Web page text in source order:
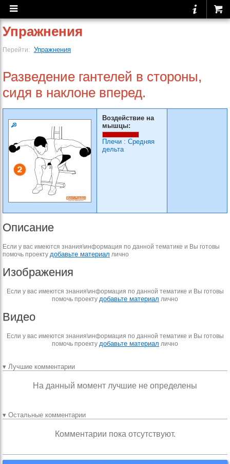
Упражнения
Перейти: Упражнения
Разведение гантелей в стороны,
сидя в наклоне вперед.
Воздействие на
мышцы:
Плечи : Средняя
дельта
Описание
Если у вас имеются знания\информация по данной тематике и Вы готовы
помочь проекту добавьте материал лично
Изображения
Если у вас имеются знания\информация по данной тематике и Вы готовы
помочь проекту добавьте материал лично
Видео
Если у вас имеются знания\информация по данной тематике и Вы готовы
помочь проекту добавьте материал лично
▾ Лучшие комментарии
На данный момент лучшие не определены
▾ Остальные комментарии
Комментарии пока отсутствуют.